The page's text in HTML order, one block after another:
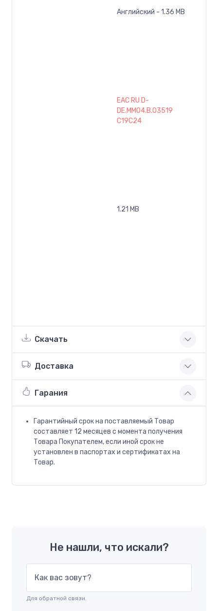
Английский - 1.36 MB
EAC RU D-
DE.MM04.B.03519
C19C24
1.21 MB
Скачать
Доставка
Гарания
Гарантийный срок на поставляемый Товар
составляет 12 месяцев с момента получения
Товара Покупателем, если иной срок не
установлен в паспортах и сертификатах на
Товар.
Не нашли, что искали?
Как вас зовут?
Для обратной связи.